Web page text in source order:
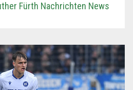
Fürth Nachrichten News